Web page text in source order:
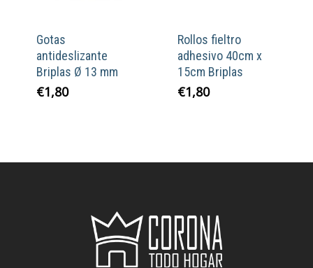
Gotas
antideslizante
Briplas Ø 13 mm
€1,80
Rollos fieltro
adhesivo 40cm x
15cm Briplas
€1,80